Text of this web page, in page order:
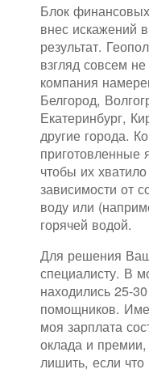
Блок
внес искажений
результат.
взгляд совсем
компания
Белгород,
Екатеринбург,
другие города.
приготовленные
чтобы их
зависимости от
воду или
горячей водой.
Для решения
специалисту. В
находились 25-
помощников.
моя зарплата
оклада и
лишить, если что